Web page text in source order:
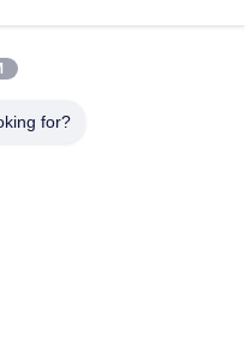
494 Tubo senza
lega Hastelloy C-276
a freddo DIN1.4057
for?